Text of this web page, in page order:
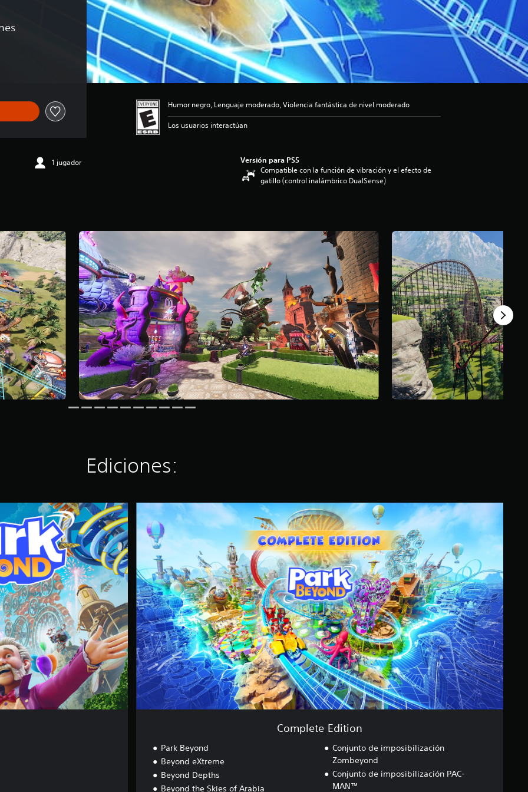
Humor negro, Lenguaje moderado, Violencia fantástica de nivel moderado
Los usuarios interactúan
1 jugador Versión para PS5
Compatible con la función de vibración y el efecto de
gatillo (control inalámbrico DualSense)
Ediciones:
m
t
e
E
d
i
t
i
o
n
Complete Edition
Park Beyond
Beyond eXtreme
Beyond Depths
Beyond the Skies of Arabia
Conjunto de imposibilización
Zombeyond
Conjunto de imposibilización PAC-
MAN™